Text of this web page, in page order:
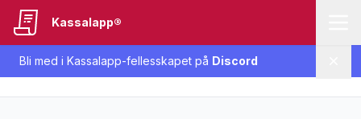
Bli med i Kassalapp-fellesskapet på Discord
Kassalapp®